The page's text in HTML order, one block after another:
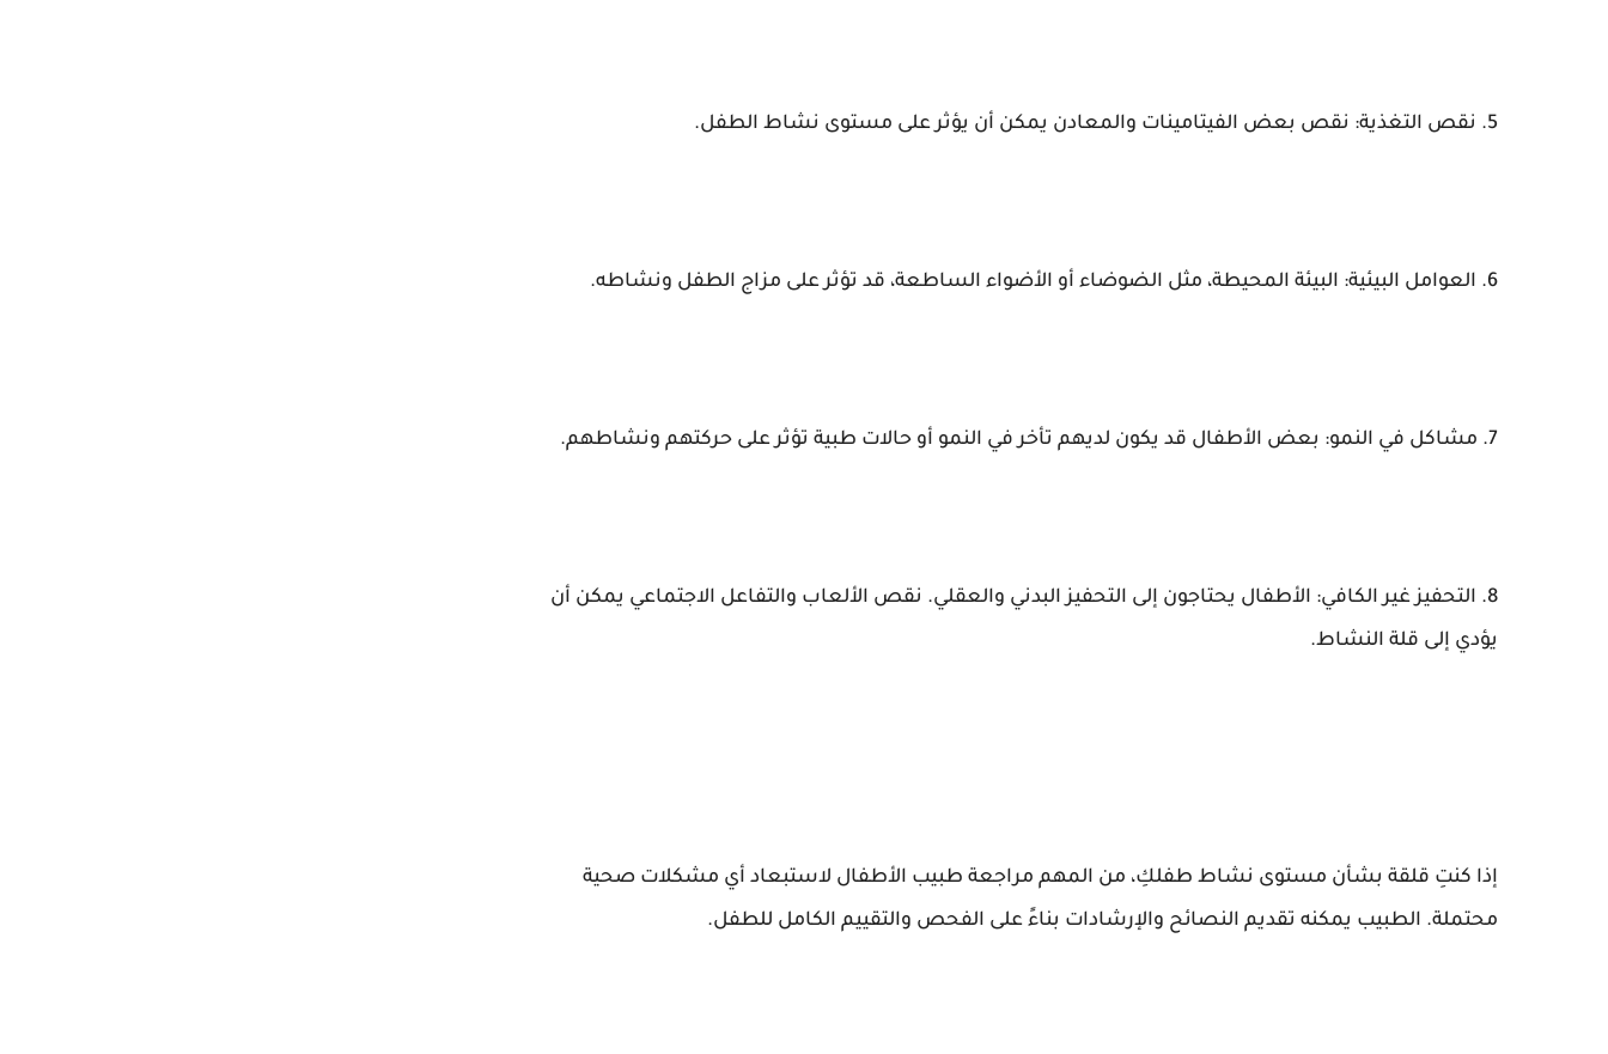
5. نقص التغذية: نقص بعض الفيتامينات والمعادن يمكن أن يؤثر على مستوى نشاط الطفل.
6. العوامل البيئية: البيئة المحيطة، مثل الضوضاء أو الأضواء الساطعة، قد تؤثر على مزاج الطفل ونشاطه.
7. مشاكل في النمو: بعض الأطفال قد يكون لديهم تأخر في النمو أو حالات طبية تؤثر على حركتهم ونشاطهم.
8. التحفيز غير الكافي: الأطفال يحتاجون إلى التحفيز البدني والعقلي. نقص الألعاب والتفاعل الاجتماعي يمكن أن
يؤدي إلى قلة النشاط.
إذا كنتِ قلقة بشأن مستوى نشاط طفلكِ، من المهم مراجعة طبيب الأطفال لاستبعاد أي مشكلات صحية
محتملة. الطبيب يمكنه تقديم النصائح والإرشادات بناءً على الفحص والتقييم الكامل للطفل.